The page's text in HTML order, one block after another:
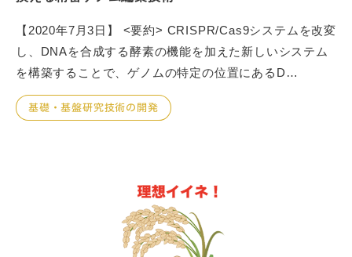
【2020年7月3日】 <要約> CRISPR/Cas9システムを改変
し、DNAを合成する酵素の機能を加えた新しいシステム
を構築することで、ゲノムの特定の位置にあるD…
基礎・基盤研究技術の開発